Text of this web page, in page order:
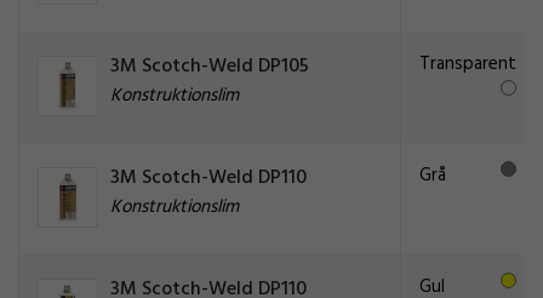
3M Scotch-Weld DP105
Konstruktionslim
Transparent
3M Scotch-Weld DP110
Konstruktionslim
Grå
3M Scotch-Weld DP110 Gul